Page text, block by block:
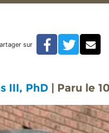
au moins quatre tâches
au
sur Facebook
III, PhD | Paru le